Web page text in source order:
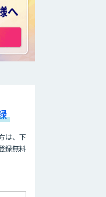
は、下
録無料